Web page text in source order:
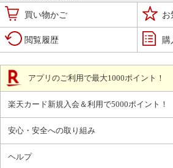
買い物かご お
閲覧履歴 購
アプリのご利用で最大1000ポイント！
楽天カード新規入会＆利用で5000ポイント！
安心・安全への取り組み
ヘルプ